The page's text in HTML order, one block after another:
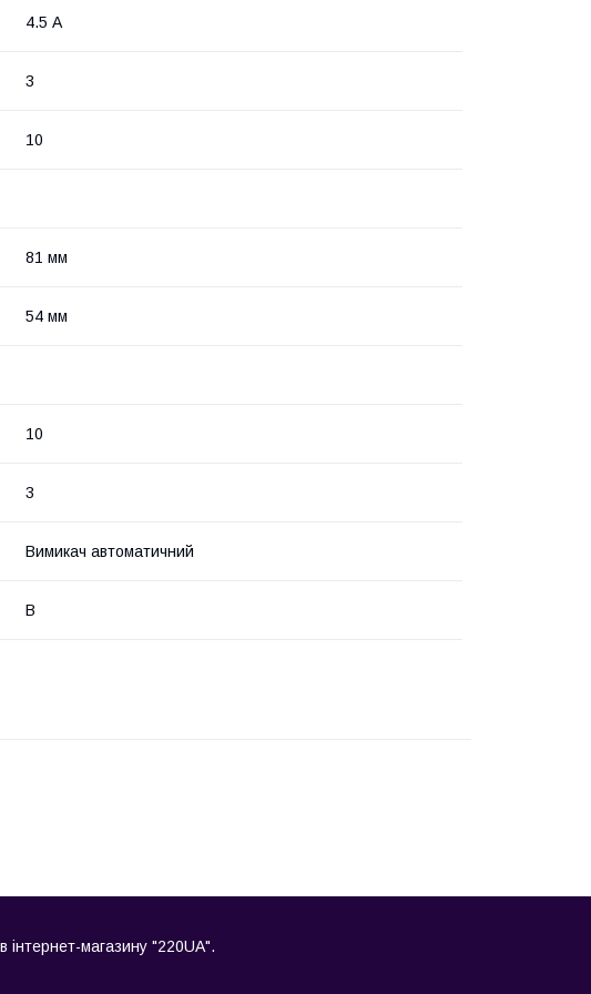
4.5 А
3
10
81 мм
54 мм
10
3
Вимикач автоматичний
B
інтернет-магазину "220UA".